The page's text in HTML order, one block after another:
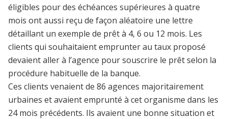
éligibles pour des échéances supérieures à quatre
mois ont aussi reçu de façon aléatoire une lettre
détaillant un exemple de prêt à 4, 6 ou 12 mois. Les
clients qui souhaitaient emprunter au taux proposé
devaient aller à l’agence pour souscrire le prêt selon la
procédure habituelle de la banque.
Ces clients venaient de 86 agences majoritairement
urbaines et avaient emprunté à cet organisme dans les
24 mois précédents. Ils avaient une bonne situation et